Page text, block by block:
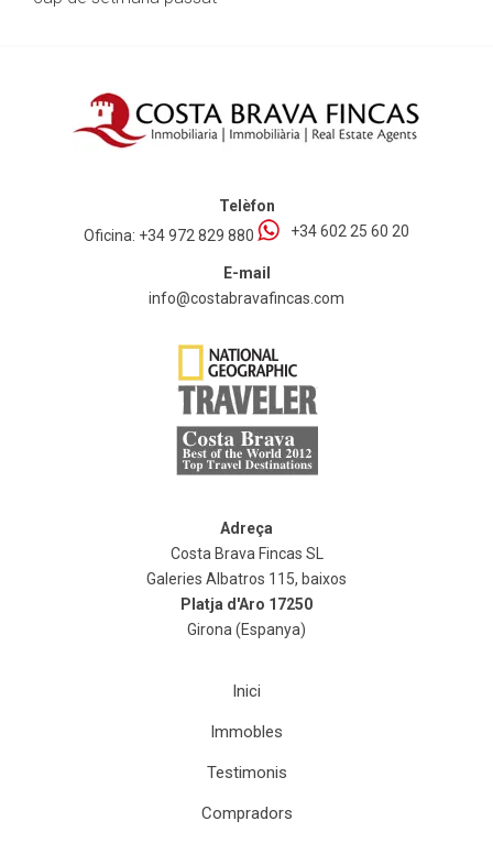
Telèfon
Oficina: +34 972 829 880 +34 602 25 60 20
E-mail
info@costabravafincas.com
Adreça
Costa Brava Fincas SL
Galeries Albatros 115, baixos
Platja d'Aro 17250
Girona(Espanya)
Inici
Immobles
Testimonis
Compradors